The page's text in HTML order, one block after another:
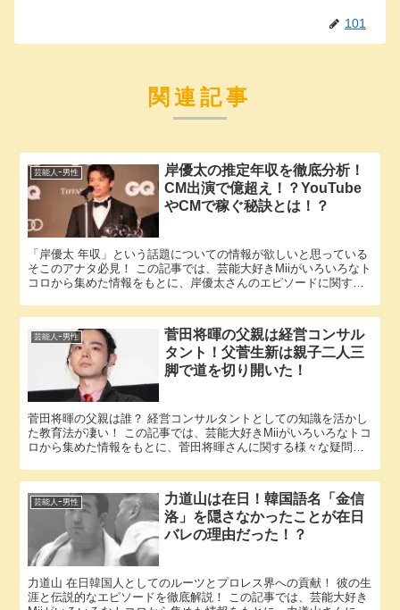
101
関連記事
芸能人ｰ男性
岸優太の推定年収を徹底分析！
CM出演で億超え！？YouTube
やCMで稼ぐ秘訣とは！？
「岸優太 年収」という話題についての情報が欲しいと思っている
そこのアナタ必見！ この記事では、芸能大好きMiiがいろいろなト
コロから集めた情報をもとに、岸優太さんのエピソードに関する
芸能人ｰ男性
菅田将暉の父親は経営コンサル
タント！父菅生新は親子二人三
脚で道を切り開いた！
菅田将暉の父親は誰？ 経営コンサルタントとしての知識を活かし
た教育法が凄い！ この記事では、芸能大好きMiiがいろいろなトコ
ロから集めた情報をもとに、菅田将暉さんに関する様々な疑問に
芸能人ｰ男性
力道山は在日！韓国語名「金信
洛」を隠さなかったことが在日
バレの理由だった！？
力道山 在日韓国人としてのルーツとプロレス界への貢献！ 彼の生
涯と伝説的なエピソードを徹底解説！ この記事では、芸能大好き